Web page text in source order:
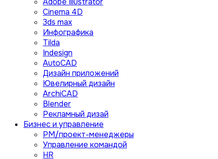
Сinema 4D
3ds max
Инфографика
Tilda
Indesign
AutoCAD
Дизайн приложений
Ювелирный дизайн
ArchiCAD
Blender
Рекламный дизай
Бизнес и управление
PM/проект-менеджеры
Управление командой
HR